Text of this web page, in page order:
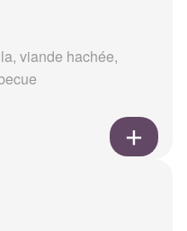
viande hachée,